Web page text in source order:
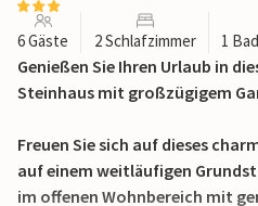
6 Gäste 2 Schlafzimmer 1
Genießen Sie Ihren Urlaub in
Steinhaus mit großzügigem
Freuen Sie sich auf dieses
auf einem weitläufigen
im offenen Wohnbereich mit